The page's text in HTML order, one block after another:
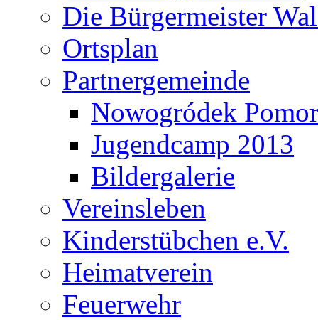
Die Bürgermeister
Ortsplan
Partnergemeinde
Nowogródek
Jugendcamp 2013
Bildergalerie
Vereinsleben
Kinderstübchen e.V.
Heimatverein
Feuerwehr